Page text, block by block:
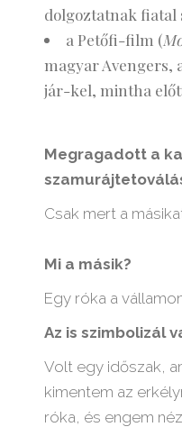
dolgoztatnak fiatal
a Petőfi-film (
magyar Avengers,
jár-kel, mintha
Megragadott a
Csak mert a
Mi a másik?
Egy róka a
Az is szimbolizál
Volt egy időszak,
kimentem az
róka, és engem